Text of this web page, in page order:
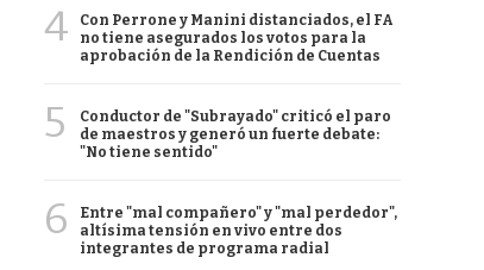
4
Con Perrone y Manini distanciados, el FA
no tiene asegurados los votos para la
aprobación de la Rendición de Cuentas
5
Conductor de "Subrayado" criticó el paro
de maestros y generó un fuerte debate:
"No tiene sentido"
6
Entre "mal compañero" y "mal perdedor",
altísima tensión en vivo entre dos
integrantes de programa radial